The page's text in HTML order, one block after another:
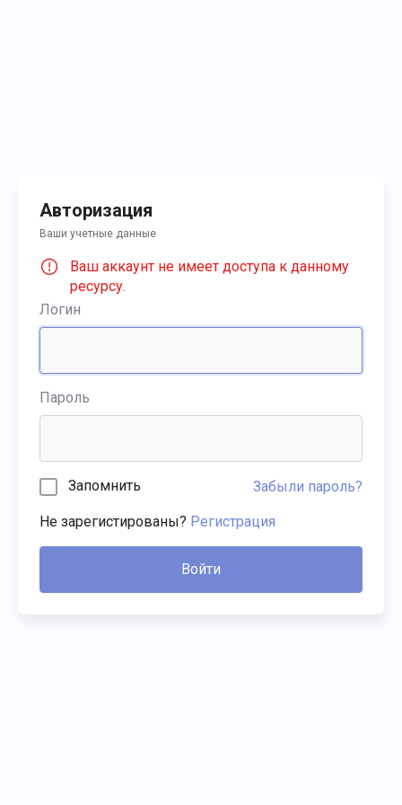
Авторизация
Ваши учетные данные
Ваш аккаунт не имеет доступа к данному
ресурсу.
Логин
Пароль
Запомнить Забыли пароль?
Не зарегистированы? Регистрация